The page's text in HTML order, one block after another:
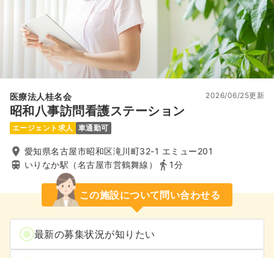
医療法人桂名会
昭和八事訪問看護ステーション
2026/06/25更新
エージェント求人 車通勤可
愛知県名古屋市昭和区滝川町32-1 エミュー201
いりなか駅（名古屋市営鶴舞線）
1分
この施設について問い合わせる
最新の募集状況が知りたい